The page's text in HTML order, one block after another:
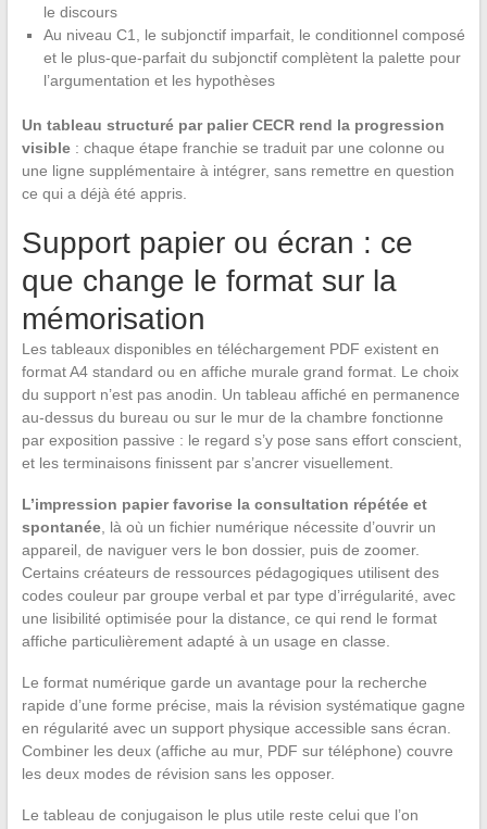
le discours
Au niveau C1, le subjonctif imparfait, le conditionnel composé
et le plus-que-parfait du subjonctif complètent la palette pour
l’argumentation et les hypothèses
Un tableau structuré par palier CECR rend la progression
visible: chaque étape franchie se traduit par une colonne ou
une ligne supplémentaire à intégrer, sans remettre en question
ce qui a déjà été appris.
Support papier ou écran : ce
que change le format sur la
mémorisation
Les tableaux disponibles en téléchargement PDF existent en
format A4 standard ou en affiche murale grand format. Le choix
du support n’est pas anodin. Un tableau affiché en permanence
au-dessus du bureau ou sur le mur de la chambre fonctionne
par exposition passive : le regard s’y pose sans effort conscient,
et les terminaisons finissent par s’ancrer visuellement.
L’impression papier favorise la consultation répétée et
spontanée, là où un fichier numérique nécessite d’ouvrir un
appareil, de naviguer vers le bon dossier, puis de zoomer.
Certains créateurs de ressources pédagogiques utilisent des
codes couleur par groupe verbal et par type d’irrégularité, avec
une lisibilité optimisée pour la distance, ce qui rend le format
affiche particulièrement adapté à un usage en classe.
Le format numérique garde un avantage pour la recherche
rapide d’une forme précise, mais la révision systématique gagne
en régularité avec un support physique accessible sans écran.
Combiner les deux (affiche au mur, PDF sur téléphone) couvre
les deux modes de révision sans les opposer.
Le tableau de conjugaison le plus utile reste celui que l’on